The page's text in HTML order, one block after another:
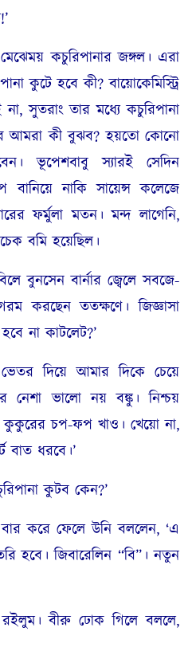
কচুরিপানার জঙ্গল। এরা
কুটে হবে কী? বায়োকেমিস্ট্রি
সুতরাং তার মধ্যে কচুরিপানা
আমরা কী বুঝব? হয়তো কোনো
ভূপেশবাবু স্যারই সেদিন
বানিয়ে নাকি সায়েন্স কলেজে
ফর্মুলা মতন। মন্দ লাগেনি,
বমি হয়েছিল।
বুনসেন বার্নার জ্বেলে সবজে-
করছেন ততক্ষণে। জিজ্ঞাসা
না কাটলেট?’
দিয়ে আমার দিকে চেয়ে
নেশা ভালো নয় বঙ্কু। নিশ্চয়
কুকুরের চপ-ফপ খাও। খেয়ো না,
বাত ধরবে।’
কুটব কেন?’
করে ফেলে উনি বললেন, ‘এ
হবে। জিবারেলিন “বি”। নতুন
বীরু ঢোক গিলে বললে,